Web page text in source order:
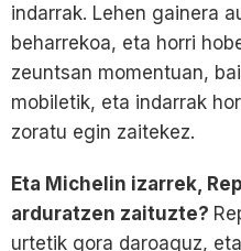
indarrak. Lehen gainera
beharrekoa, eta horri
zeuntsan momentuan,
mobiletik, eta indarrak
zoratu egin zaitekez.
Eta Michelin izarrek,
arduratzen zaituzte?
urtetik gora daroaguz,